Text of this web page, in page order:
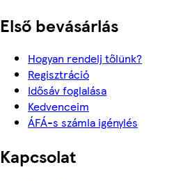
Első bevásárlás
Hogyan rendelj tőlünk?
Regisztráció
Idősáv foglalása
Kedvenceim
ÁFÁ-s számla igénylés
Kapcsolat